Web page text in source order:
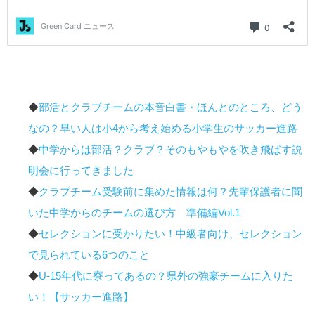
◆部活とクラブチームの本音白書・ほんとのところ、どう
なの？早い人は小4から考え始める小学生のサッカー進路
◆中学からは部活？クラブ？そのもやもやを吹き飛ばす説
明会に行ってきました
◆クラブチーム受験前に集めた情報は何？先輩保護者に聞
いた中学からのチームの選び方 準備編Vol.1
◆セレクションに受かりたい！中級者向け、セレクション
で見られている6つのこと
◆U-15年代に寮ってあるの？県外の強豪チームに入りた
い！【サッカー進路】